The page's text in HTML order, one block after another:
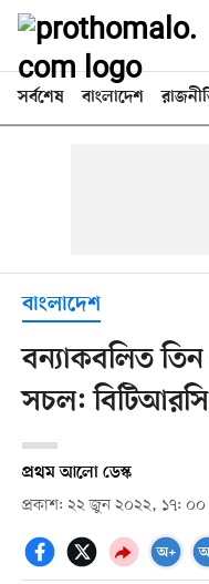
সর্বশেষ বাংলাদেশ
বাংলাদেশ
বন্যাকবলিত
সচল: বিটিআরসি
প্রথম আলো ডেস্ক
প্রকাশ: ২২ জুন ২০২২, ১৭: ০০